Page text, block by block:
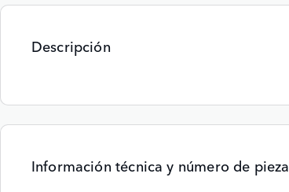
Descripción
Información técnica y número de pieza